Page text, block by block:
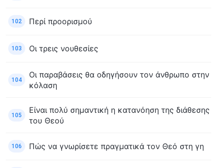
102 Περί προορισμού
103 Οι τρεις νουθεσίες
104
Οι παραβάσεις θα οδηγήσουν τον άνθρωπο στην
κόλαση
105
Είναι πολύ σημαντική η κατανόηση της διάθεσης
του Θεού
106 Πώς να γνωρίσετε πραγματικά τον Θεό στη γη